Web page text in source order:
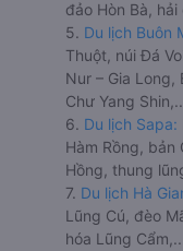
đảo Hòn Bà, hải
5. Du lịch Buôn
Thuột, núi Đá
Nur – Gia Long,
Chư Yang
6. Du lịch Sapa:
Hàm Rồng, bản
Hồng, thung
7. Du lịch Hà
Lũng Cú, đèo
hóa Lũng Cẩm,...